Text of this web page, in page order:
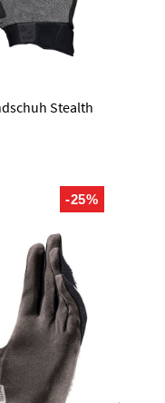
Stealth
-25%